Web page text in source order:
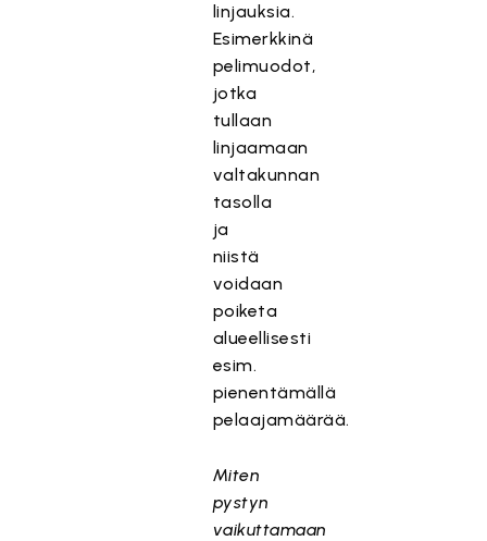
linjauksia.
Esimerkkinä
pelimuodot,
jotka
tullaan
linjaamaan
valtakunnan
tasolla
ja
niistä
voidaan
poiketa
alueellisesti
esim.
pienentämällä
pelaajamäärää.
Miten
pystyn
vaikuttamaan